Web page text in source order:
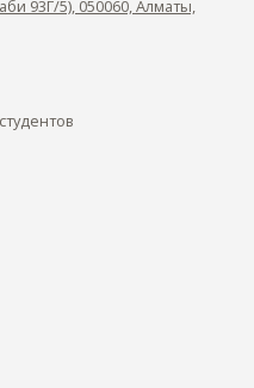
93Г/5), 050060, Алматы,